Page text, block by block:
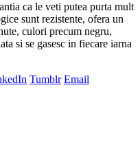
ca le veti putea purta mult
sunt rezistente, ofera un
culori precum negru,
si se gasesc in fiecare iarna
Tumblr Email